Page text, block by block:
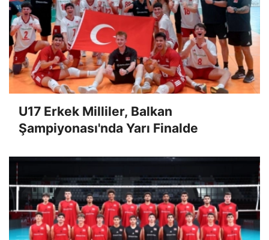
U17 Erkek Milliler, Balkan
Şampiyonası'nda Yarı Finalde